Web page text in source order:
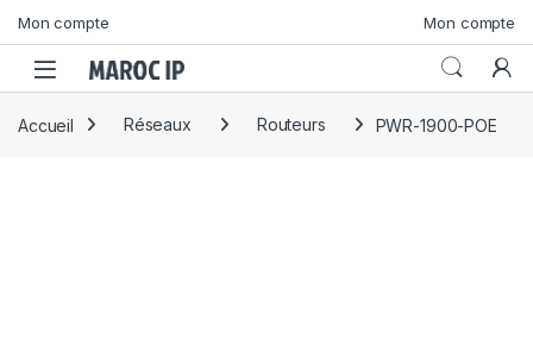
Mon compte Mon compte
Accueil Réseaux Routeurs PWR-1900-POE